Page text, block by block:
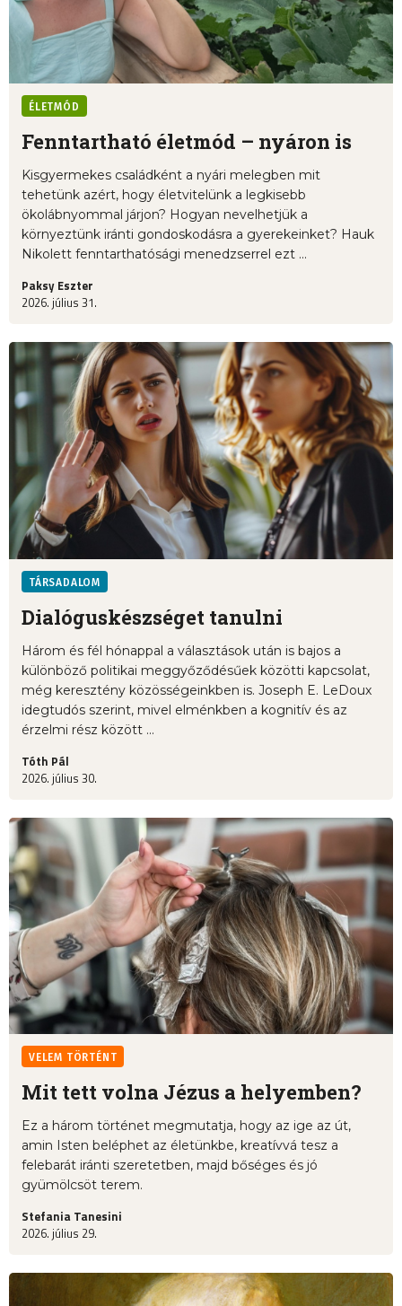
ÉLETMÓD
Fenntartható életmód – nyáron is
Kisgyermekes családként a nyári melegben mit
tehetünk azért, hogy életvitelünk a legkisebb
ökolábnyommal járjon? Hogyan nevelhetjük a
környeztünk iránti gondoskodásra a gyerekeinket? Hauk
Nikolett fenntarthatósági menedzserrel ezt ...
Paksy Eszter
2026. július 31.
TÁRSADALOM
Dialóguskészséget tanulni
Három és fél hónappal a választások után is bajos a
különböző politikai meggyőződésűek közötti kapcsolat,
még keresztény közösségeinkben is. Joseph E. LeDoux
idegtudós szerint, mivel elménkben a kognitív és az
érzelmi rész között ...
Tóth Pál
2026. július 30.
VELEM TÖRTÉNT
Mit tett volna Jézus a helyemben?
Ez a három történet megmutatja, hogy az ige az út,
amin Isten beléphet az életünkbe, kreatívvá tesz a
felebarát iránti szeretetben, majd bőséges és jó
gyümölcsöt terem.
Stefania Tanesini
2026. július 29.